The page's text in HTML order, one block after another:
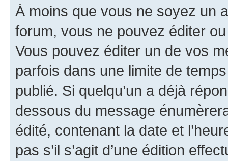
À moins que vous ne soyez un
forum, vous ne pouvez éditer
Vous pouvez éditer un de vos
parfois dans une limite de
publié. Si quelqu’un a déjà
dessous du message
édité, contenant la date et
pas s’il s’agit d’une édition